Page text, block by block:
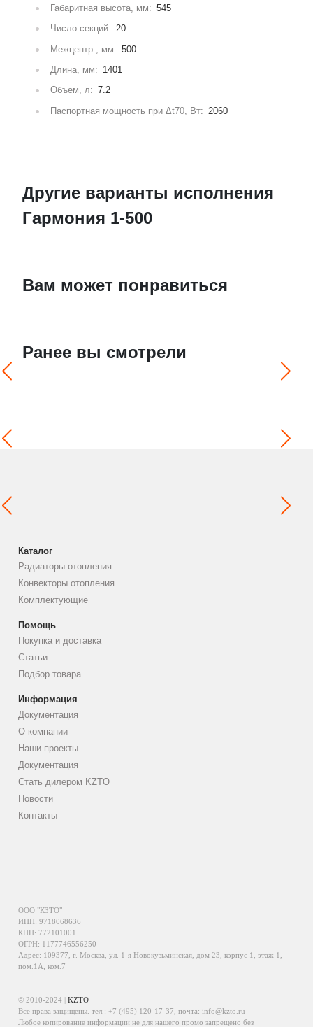
Габаритная высота, мм: 545
Число секций: 20
Межцентр., мм: 500
Длина, мм: 1401
Объем, л: 7.2
Паспортная мощность при Δt70, Вт: 2060
Другие варианты исполнения
Гармония 1-500
Вам может понравиться
Ранее вы смотрели
Каталог
Радиаторы отопления
Конвекторы отопления
Комплектующие
Помощь
Покупка и доставка
Статьи
Подбор товара
Информация
Документация
О компании
Наши проекты
Документация
Стать дилером KZTO
Новости
Контакты
ООО "КЗТО"
ИНН: 9718068636
КПП: 772101001
ОГРН: 1177746556250
Адрес: 109377, г. Москва, ул. 1-я Новокузьминская, дом 23, корпус 1, этаж 1,
пом.1А, ком.7
© 2010-2024 |KZTO
Все права защищены. тел.: +7 (495) 120-17-37 , почта: info@kzto.ru
Любое копирование информации не для нашего промо запрещено без